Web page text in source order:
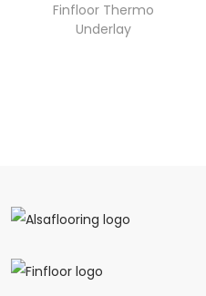
Finfloor Thermo
Underlay